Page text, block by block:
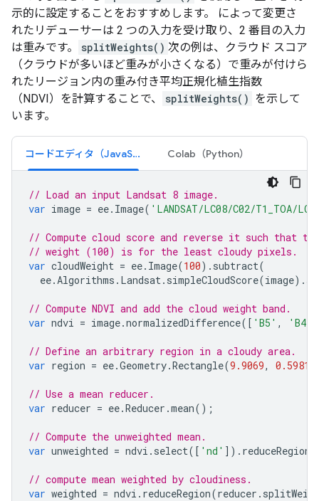
示的に設定することをおすすめします。 によって変更さ
れたリデューサーは 2 つの入力を受け取り、2 番目の入力
は重みです。
splitWeights() 次の例は、クラウド スコア
（クラウドが多いほど重みが小さくなる）で重みが付けら
れたリージョン内の重み付き平均正規化植生指数
（NDVI）を計算することで、
splitWeights() を示して
います。
コードエディタ（JavaScript） Colab（Python）
// Load an input Landsat 8 image.
var image = ee. Image( 'LANDSAT/LC08/C02/T1_TOA/
// Compute cloud score and reverse it such that
// weight (100) is for the least cloudy pixels.
var cloudWeight = ee. Image(100). subtract(
ee.Algorithms . Landsat. simpleCloudScore(image).
// Compute NDVI and add the cloud weight band.
var ndvi = image.normalizedDifference([ 'B5' , 'B4'
// Define an arbitrary region in a cloudy area.
var region = ee.Geometry.Rectangle(9.9069, 0.5981
// Use a mean reducer.
var reducer = ee.Reducer .mean();
// Compute the unweighted mean.
var unweighted = ndvi . select([ 'nd' ]). reduceRegion
// compute mean weighted by cloudiness.
var weighted = ndvi . reduceRegion(reducer .